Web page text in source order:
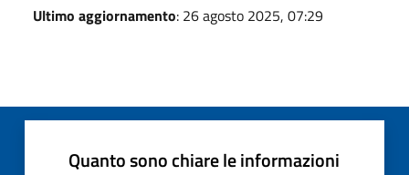
Ultimo aggiornamento: 26 agosto 2025, 07:29
Quanto sono chiare le informazioni